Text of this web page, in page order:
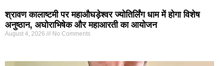
श्रावण कालाष्टमी पर महाऔघड़ेश्वर ज्योतिर्लिंग धाम में होगा विशेष
अनुष्ठान, अघोराभिषेक और महाआरती का आयोजन
August 4, 2026 No Comments